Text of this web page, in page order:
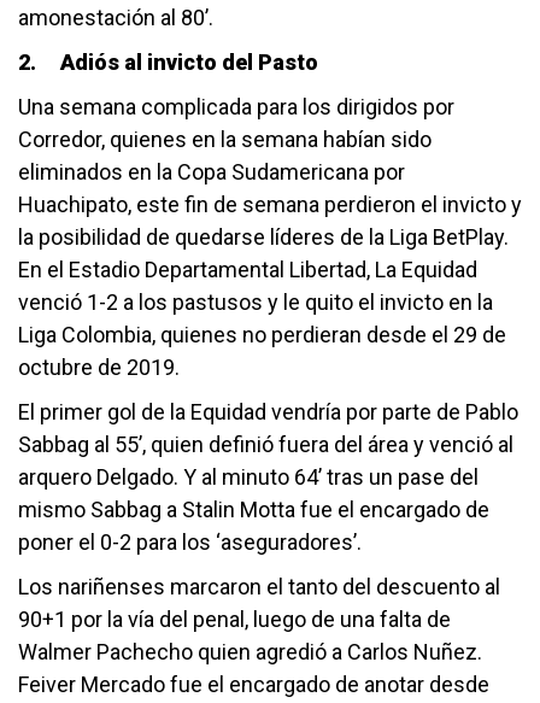
amonestación al 80’.
2.Adiós al invicto del Pasto
Una semana complicada para los dirigidos por
Corredor, quienes en la semana habían sido
eliminados en la Copa Sudamericana por
Huachipato, este fin de semana perdieron el invicto y
la posibilidad de quedarse líderes de la Liga BetPlay.
En el Estadio Departamental Libertad, La Equidad
venció 1-2 a los pastusos y le quito el invicto en la
Liga Colombia, quienes no perdieran desde el 29 de
octubre de 2019.
El primer gol de la Equidad vendría por parte de Pablo
Sabbag al 55’, quien definió fuera del área y venció al
arquero Delgado. Y al minuto 64’ tras un pase del
mismo Sabbag a Stalin Motta fue el encargado de
poner el 0-2 para los ‘aseguradores’.
Los nariñenses marcaron el tanto del descuento al
90+1 por la vía del penal, luego de una falta de
Walmer Pachecho quien agredió a Carlos Nuñez.
Feiver Mercado fue el encargado de anotar desde